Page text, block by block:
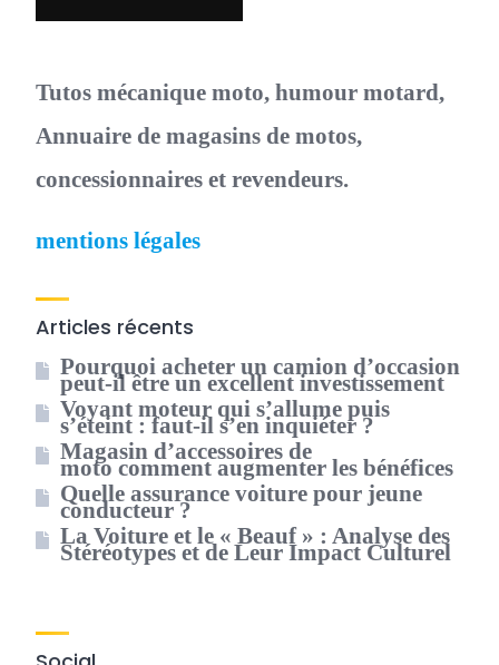
Tutos mécanique moto, humour motard,
Annuaire de magasins de motos,
concessionnaires et revendeurs.
mentions légales
Articles récents
Pourquoi acheter un camion d’occasion
peut-il être un excellent investissement
Voyant moteur qui s’allume puis
s’éteint : faut-il s’en inquiéter ?
Magasin d’accessoires de
moto comment augmenter les bénéfices
Quelle assurance voiture pour jeune
conducteur ?
La Voiture et le « Beauf » : Analyse des
Stéréotypes et de Leur Impact Culturel